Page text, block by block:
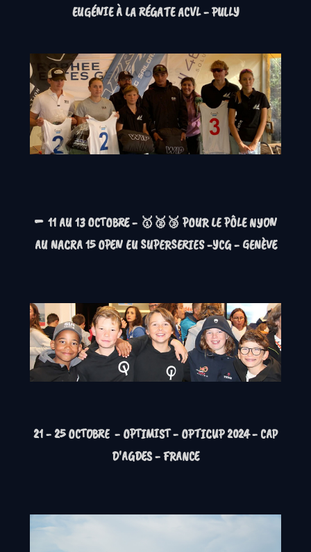
EUGÉNIE À LA RÉGATE ACVL - PULLY
- 11 AU 13 OCTOBRE - 🥇🥈🥉 POUR LE PÔLE NYON
AU NACRA 15 OPEN EU SUPERSERIES -YCG - GENÈVE
21 - 25 OCTOBRE - OPTIMIST - OPTICUP 2024 - CAP
D'AGDES - FRANCE